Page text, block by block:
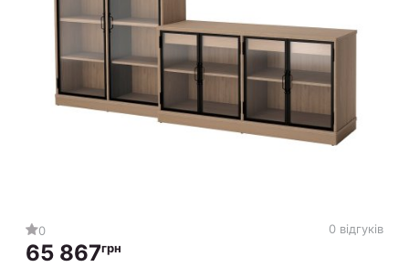
0 0 відгуків
65 867грн